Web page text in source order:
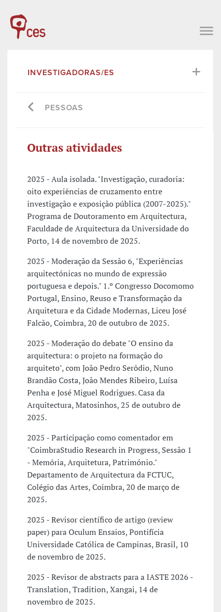
INVESTIGADORAS/ES
PESSOAS
Outras atividades
2025 - Aula isolada. "Investigação, curadoria:
oito experiências de cruzamento entre
investigação e exposição pública (2007-2025)."
Programa de Doutoramento em Arquitectura,
Faculdade de Arquitectura da Universidade do
Porto, 14 de novembro de 2025.
2025 - Moderação da Sessão 6, "Experiências
arquitectónicas no mundo de expressão
portuguesa e depois." 1.º Congresso Docomomo
Portugal, Ensino, Reuso e Transformação da
Arquitetura e da Cidade Modernas, Liceu José
Falcão, Coimbra, 20 de outubro de 2025.
2025 - Moderação do debate "O ensino da
arquitectura: o projeto na formação do
arquiteto", com João Pedro Serôdio, Nuno
Brandão Costa, João Mendes Ribeiro, Luísa
Penha e José Miguel Rodrigues. Casa da
Arquitectura, Matosinhos, 25 de outubro de
2025.
2025 - Participação como comentador em
"CoimbraStudio Research in Progress, Sessão 1
- Memória, Arquitetura, Património."
Departamento de Arquitectura da FCTUC,
Colégio das Artes, Coimbra, 20 de março de
2025.
2025 - Revisor científico de artigo (review
paper) para Oculum Ensaios, Pontifícia
Universidade Católica de Campinas, Brasil, 10
de novembro de 2025.
2025 - Revisor de abstracts para a IASTE 2026 -
Translation, Tradition, Xangai, 14 de
novembro de 2025.